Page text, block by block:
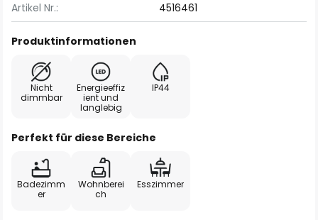
Artikel Nr.:
4516461
Produktinformationen
Nicht
dimmbar
Energieeffiz
ient und
langlebig
IP44
Perfekt für diese Bereiche
Badezimm
er
Wohnberei
ch
Esszimmer